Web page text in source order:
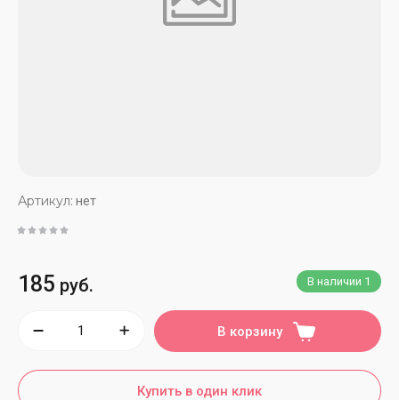
Артикул: нет
В наличии 1
185 руб.
В корзину
Купить в один клик